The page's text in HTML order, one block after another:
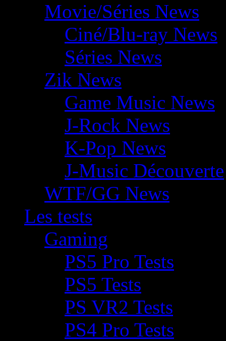
Movie/Séries News
Ciné/Blu-ray News
Séries News
Zik News
Game Music News
J-Rock News
K-Pop News
J-Music Découverte
WTF/GG News
Les tests
Gaming
PS5 Pro Tests
PS5 Tests
PS VR2 Tests
PS4 Pro Tests